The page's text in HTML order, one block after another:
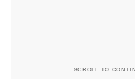
SCROLL TO